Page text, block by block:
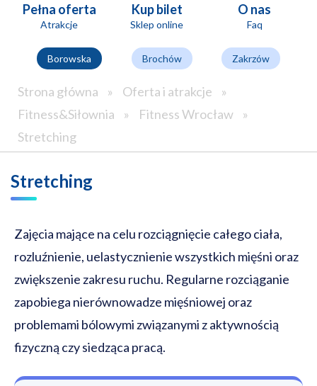
Pełna oferta
Atrakcje
Kup bilet
Sklep online
O nas
Faq
Borowska Brochów Zakrzów
Strona główna » Oferta i atrakcje
»
Fitness&Siłownia
» Fitness Wrocław
»
Stretching
Stretching
Zajęcia mające na celu rozciągnięcie całego ciała,
rozluźnienie, uelastycznienie wszystkich mięśni oraz
zwiększenie zakresu ruchu. Regularne rozciąganie
zapobiega nierównowadze mięśniowej oraz
problemami bólowymi związanymi z aktywnością
fizyczną czy siedząca pracą.